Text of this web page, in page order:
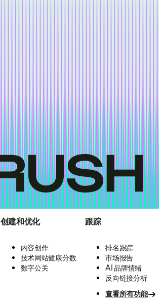
创建和优化
内容创作
技术网站健康分数
数字公关
跟踪
排名跟踪
市场报告
AI 品牌情绪
反向链接分析
查看所有功能